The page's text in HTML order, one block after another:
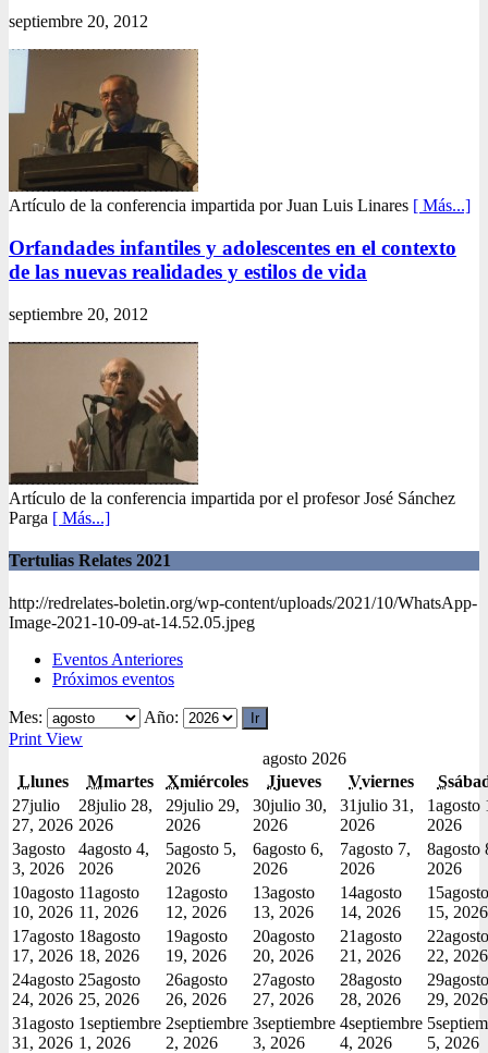
septiembre 20, 2012
Artículo de la conferencia impartida por Juan Luis Linares [ Más...]
Orfandades infantiles y adolescentes en el contexto
de las nuevas realidades y estilos de vida
septiembre 20, 2012
Artículo de la conferencia impartida por el profesor José Sánchez
Parga [ Más...]
Tertulias Relates 2021
http://redrelates-boletin.org/wp-content/uploads/2021/10/WhatsApp-
Image-2021-10-09-at-14.52.05.jpeg
Eventos Anteriores
Próximos eventos
Mes:
Año:
Print View
agosto 2026
Llunes Mmartes Xmiércoles Jjueves Vviernes S
27julio
27, 2026
28julio 28,
2026
29julio 29,
2026
30julio 30,
2026
31julio 31,
2026
1agosto
2026
3agosto
3, 2026
4agosto 4,
2026
5agosto 5,
2026
6agosto 6,
2026
7agosto 7,
2026
8agosto
2026
10agosto
10, 2026
11agosto
11, 2026
12agosto
12, 2026
13agosto
13, 2026
14agosto
14, 2026
15agosto
15, 2026
17agosto
17, 2026
18agosto
18, 2026
19agosto
19, 2026
20agosto
20, 2026
21agosto
21, 2026
22agosto
22, 2026
24agosto
24, 2026
25agosto
25, 2026
26agosto
26, 2026
27agosto
27, 2026
28agosto
28, 2026
29agosto
29, 2026
31agosto
31, 2026
1septiembre
1, 2026
2septiembre
2, 2026
3septiembre
3, 2026
4septiembre
4, 2026
5
5, 2026